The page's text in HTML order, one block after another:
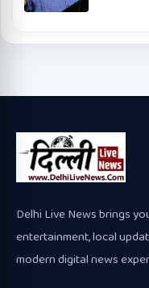
Delhi Live News brings
entertainment, local
modern digital news